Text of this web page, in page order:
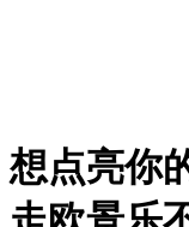
想点亮你